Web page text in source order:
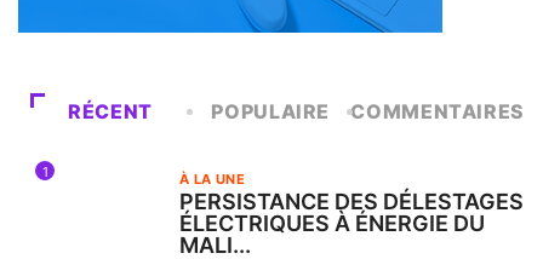
RÉCENT POPULAIRE COMMENTAIRES
1 À LA UNE
PERSISTANCE DES DÉLESTAGES
ÉLECTRIQUES À ÉNERGIE DU
MALI...